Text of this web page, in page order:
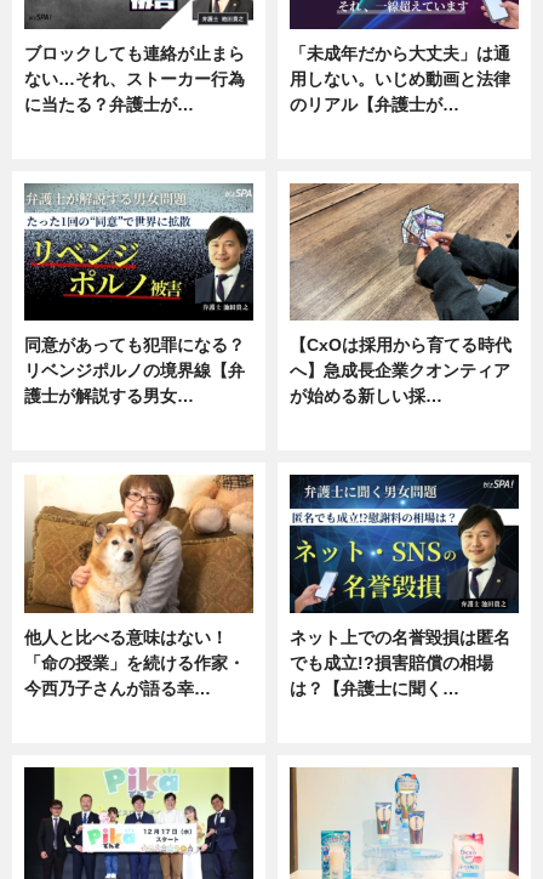
ブロックしても連絡が止まら
ない…それ、ストーカー行為
に当たる？弁護士が…
「未成年だから大丈夫」は通
用しない。いじめ動画と法律
のリアル【弁護士が…
同意があっても犯罪になる？
リベンジポルノの境界線【弁
護士が解説する男女…
【CxOは採用から育てる時代
へ】急成長企業クオンティア
が始める新しい採…
他人と比べる意味はない！
「命の授業」を続ける作家・
今西乃子さんが語る幸…
ネット上での名誉毀損は匿名
でも成立!?損害賠償の相場
は？【弁護士に聞く…